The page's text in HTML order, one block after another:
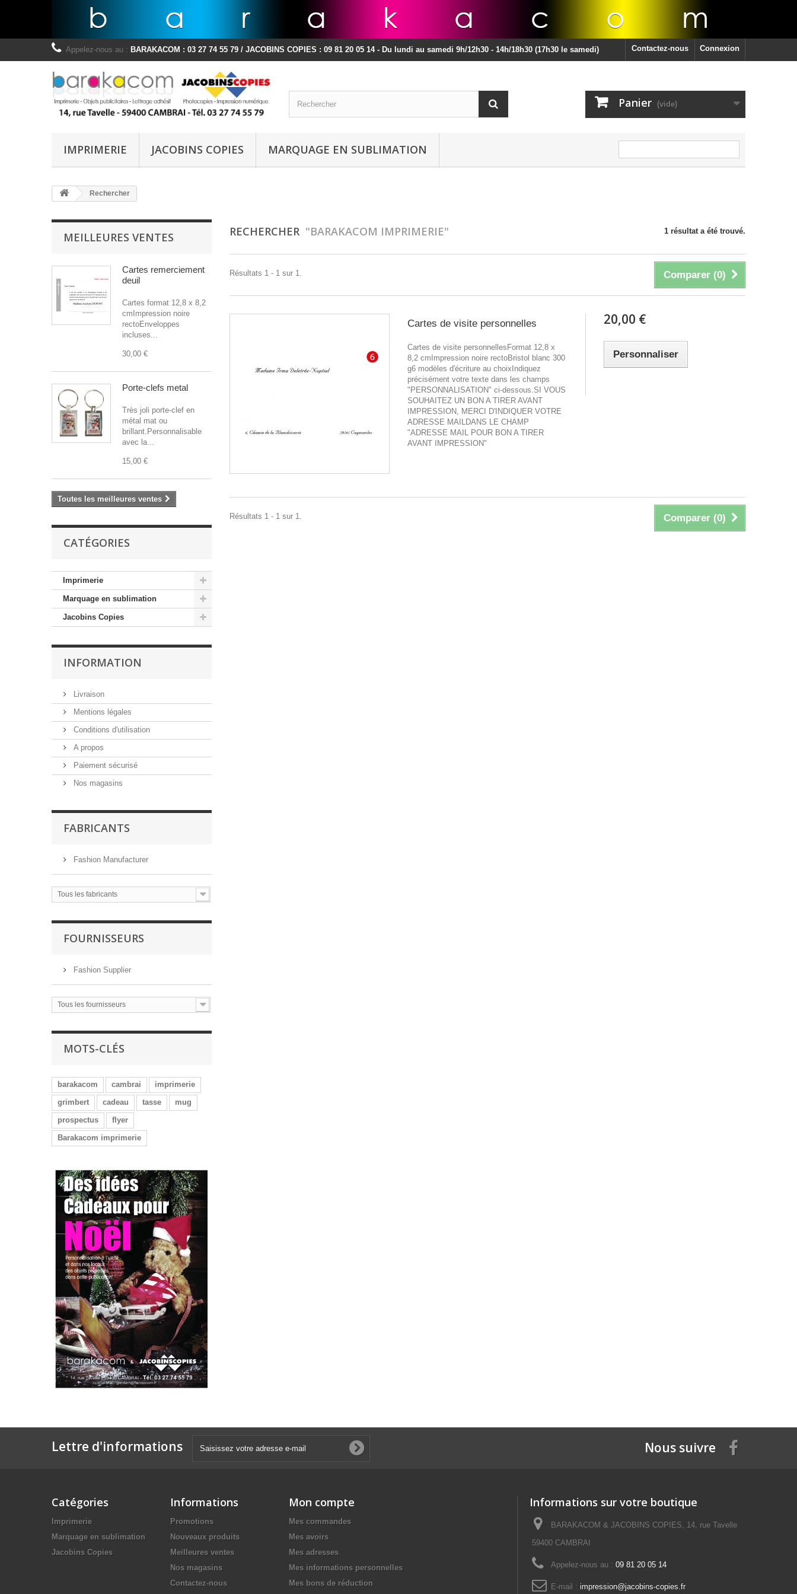
Connexion
Contactez-nous
Appelez-nous au : BARAKACOM : 03 27 74 55 79 / JACOBINS COPIES : 09 81 20 05 14 - Du lundi au samedi 9h/12h30 - 14h/18h30 (17h30 le samedi)
Panier (vide)
IMPRIMERIE JACOBINS COPIES MARQUAGE EN SUBLIMATION
Rechercher
MEILLEURES VENTES
Cartes remerciement
deuil
Cartes format 12,8 x 8,2
cmImpression noire
rectoEnveloppes
incluses...
30,00 €
Porte-clefs metal
Très joli porte-clef en
métal mat ou
brillant.Personnalisable
avec la...
15,00 €
Toutes les meilleures ventes
CATÉGORIES
Imprimerie
Marquage en sublimation
Jacobins Copies
INFORMATION
Livraison
Mentions légales
Conditions d'utilisation
A propos
Paiement sécurisé
Nos magasins
FABRICANTS
Fashion Manufacturer
Tous les fabricants
FOURNISSEURS
Fashion Supplier
Tous les fournisseurs
MOTS-CLÉS
barakacom cambrai
imprimerie
grimbert
cadeau tasse
mug
prospectus
flyer
Barakacom imprimerie
RECHERCHER "BARAKACOM IMPRIMERIE" 1 résultat a été trouvé.
Comparer (0)
Résultats 1 - 1 sur 1.
Cartes de visite personnelles
Cartes de visite personnellesFormat 12,8 x
8,2 cmImpression noire rectoBristol blanc 300
g6 modèles d'écriture au choixIndiquez
précisément votre texte dans les champs
"PERSONNALISATION" ci-dessous.SI VOUS
SOUHAITEZ UN BON A TIRER AVANT
IMPRESSION, MERCI D'INDIQUER VOTRE
ADRESSE MAILDANS LE CHAMP
"ADRESSE MAIL POUR BON A TIRER
AVANT IMPRESSION"
20,00 €
Personnaliser
Comparer (0)
Résultats 1 - 1 sur 1.
Lettre d'informations Nous suivre
Catégories
Imprimerie
Marquage en sublimation
Jacobins Copies
Informations
Promotions
Nouveaux produits
Meilleures ventes
Nos magasins
Contactez-nous
Mon compte
Mes commandes
Mes avoirs
Mes adresses
Mes informations personnelles
Mes bons de réduction
Informations sur votre boutique
BARAKACOM & JACOBINS COPIES, 14, rue Tavelle
59400 CAMBRAI
Appelez-nous au : 09 81 20 05 14
E-mail : impression@jacobins-copies.fr